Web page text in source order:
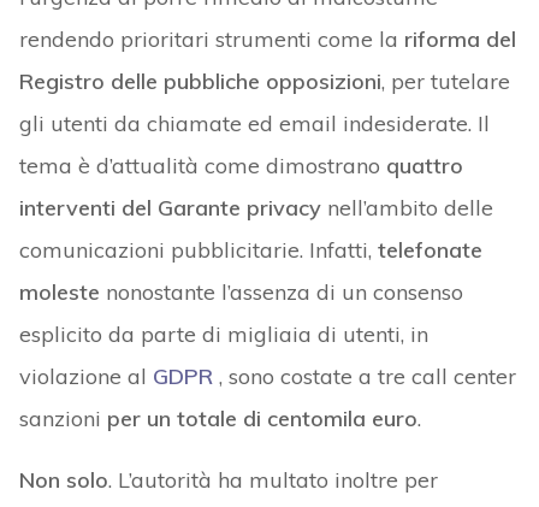
rendendo prioritari strumenti come la riforma del
Registro delle pubbliche opposizioni, per tutelare
gli utenti da chiamate ed email indesiderate. Il
tema è d’attualità come dimostrano quattro
interventi del Garante privacynell’ambito delle
comunicazioni pubblicitarie. Infatti, telefonate
moleste nonostante l’assenza di un consenso
esplicito da parte di migliaia di utenti, in
violazione al GDPR, sono costate a tre call center
sanzioni per un totale di centomila euro.
Non solo. L’autorità ha multato inoltre per